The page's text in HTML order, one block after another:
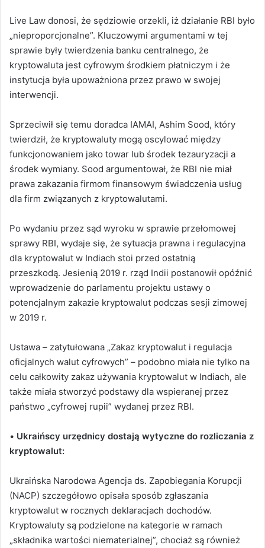
Live Law donosi, że sędziowie orzekli, iż działanie RBI było
„nieproporcjonalne”. Kluczowymi argumentami w tej
sprawie były twierdzenia banku centralnego, że
kryptowaluta jest cyfrowym środkiem płatniczym i że
instytucja była upoważniona przez prawo w swojej
interwencji.
Sprzeciwił się temu doradca IAMAI, Ashim Sood, który
twierdził, że kryptowaluty mogą oscylować między
funkcjonowaniem jako towar lub środek tezauryzacji a
środek wymiany. Sood argumentował, że RBI nie miał
prawa zakazania firmom finansowym świadczenia usług
dla firm związanych z kryptowalutami.
Po wydaniu przez sąd wyroku w sprawie przełomowej
sprawy RBI, wydaje się, że sytuacja prawna i regulacyjna
dla kryptowalut w Indiach stoi przed ostatnią
przeszkodą. Jesienią 2019 r. rząd Indii postanowił opóźnić
wprowadzenie do parlamentu projektu ustawy o
potencjalnym zakazie kryptowalut podczas sesji zimowej
w 2019 r.
Ustawa – zatytułowana „Zakaz kryptowalut i regulacja
oficjalnych walut cyfrowych” – podobno miała nie tylko na
celu całkowity zakaz używania kryptowalut w Indiach, ale
także miała stworzyć podstawy dla wspieranej przez
państwo „cyfrowej rupii” wydanej przez RBI.
• Ukraińscy urzędnicy dostają wytyczne do rozliczania z
kryptowalut:
Ukraińska Narodowa Agencja ds. Zapobiegania Korupcji
(NACP) szczegółowo opisała sposób zgłaszania
kryptowalut w rocznych deklaracjach dochodów.
Kryptowaluty są podzielone na kategorie w ramach
„składnika wartości niematerialnej”, chociaż są również